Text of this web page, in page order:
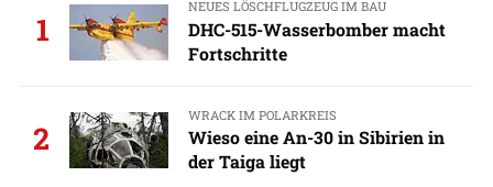
1
NEUES LÖSCHFLUGZEUG IM BAU
DHC-515-Wasserbomber macht
Fortschritte
2
WRACK IM POLARKREIS
Wieso eine An-30 in Sibirien in
der Taiga liegt